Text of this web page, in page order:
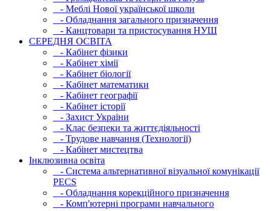
- Меблі Нової української школи
- Обладнання загального призначення
- Канцтовари та пристосування НУШ
СЕРЕДНЯ ОСВIТА
- Кабінет фізики
- Кабінет хімії
- Кабінет біології
- Кабінет математики
- Кабінет географії
- Кабінет історії
- Захист України
- Клас безпеки та життєдіяльності
- Трудове навчання (Технології)
- Кабінет мистецтва
Інклюзивна освіта
- Система альтернативної візуальної комунікації
PECS
- Обладнання корекційного призначення
- Комп'ютерні програми навчального